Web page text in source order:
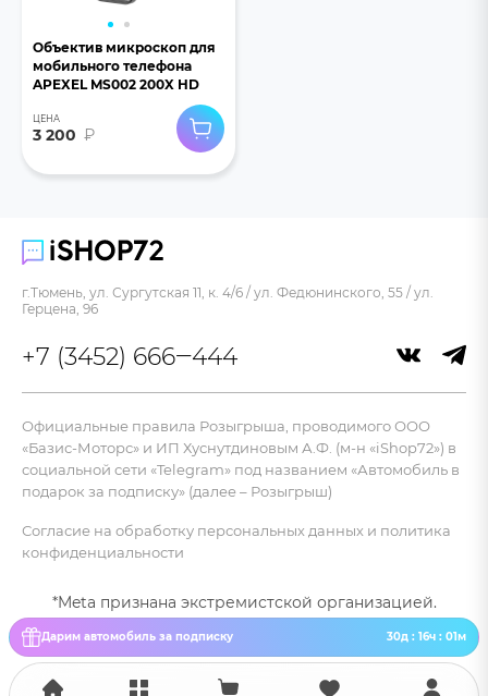
Объектив микроскоп для
мобильного телефона
APEXEL MS002 200X HD
ЦЕНА
3 200 ₽
+7 (3452) 666‒444
г.Тюмень, ул. Сургутская 11, к. 4/6 / ул. Федюнинского, 55 / ул.
Герцена, 96
Согласие на обработку персональных данных и политика
конфиденциальности
Официальные правила Розыгрыша, проводимого ООО
«Базис-Моторс» и ИП Хуснутдиновым А.Ф. (м-н «iShop72») в
социальной сети «Telegram» под названием «Автомобиль в
подарок за подписку» (далее – Розыгрыш)
*Meta признана экстремистской организацией.
Дарим автомобиль за подписку 30д : 16ч : 01м